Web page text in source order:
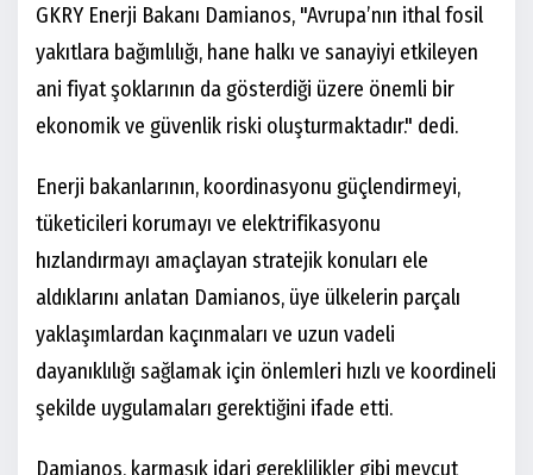
GKRY Enerji Bakanı Damianos, "Avrupa’nın ithal fosil
yakıtlara bağımlılığı, hane halkı ve sanayiyi etkileyen
ani fiyat şoklarının da gösterdiği üzere önemli bir
ekonomik ve güvenlik riski oluşturmaktadır." dedi.
Enerji bakanlarının, koordinasyonu güçlendirmeyi,
tüketicileri korumayı ve elektrifikasyonu
hızlandırmayı amaçlayan stratejik konuları ele
aldıklarını anlatan Damianos, üye ülkelerin parçalı
yaklaşımlardan kaçınmaları ve uzun vadeli
dayanıklılığı sağlamak için önlemleri hızlı ve koordineli
şekilde uygulamaları gerektiğini ifade etti.
Damianos, karmaşık idari gereklilikler gibi mevcut